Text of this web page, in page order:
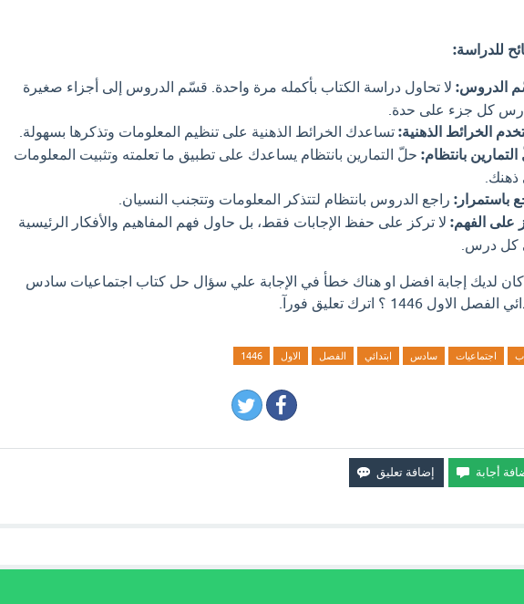
للدراسة:
الدروس: لا تحاول دراسة الكتاب بأكمله مرة واحدة. قسّم الدروس إلى أجزاء صغيرة
كل جزء على حدة.
الخرائط الذهنية: تساعدك الخرائط الذهنية على تنظيم المعلومات وتذكرها بسهولة.
بانتظام: حلّ التمارين بانتظام يساعدك على تطبيق ما تعلمته وتثبيت المعلومات
باستمرار: راجع الدروس بانتظام لتتذكر المعلومات وتتجنب النسيان.
على الفهم: لا تركز على حفظ الإجابات فقط، بل حاول فهم المفاهيم والأفكار الرئيسية
كل درس.
كان لديك إجابة افضل او هناك خطأ في الإجابة علي سؤال حل كتاب اجتماعيات سادس
الفصل الاول 1446 ؟ اترك تعليق فورآ.
اجتماعيات سادس ابتدائي الفصل الاول 1446